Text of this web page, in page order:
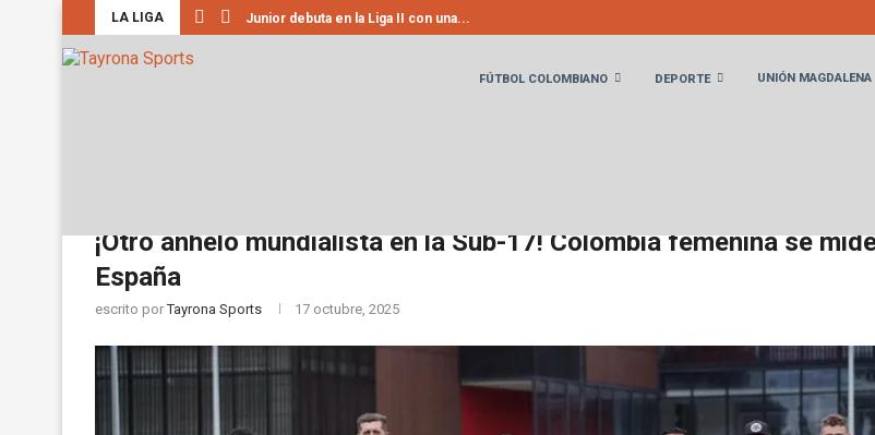
LA LIGA Junior debuta en la Liga II con una...
FÚTBOL COLOMBIANO DEPORTE UNIÓN MAGDALENA
¡Otro anhelo mundialista en la Sub-17! Colombia femenina se
España
escrito porTayrona Sports 17 octubre, 2025